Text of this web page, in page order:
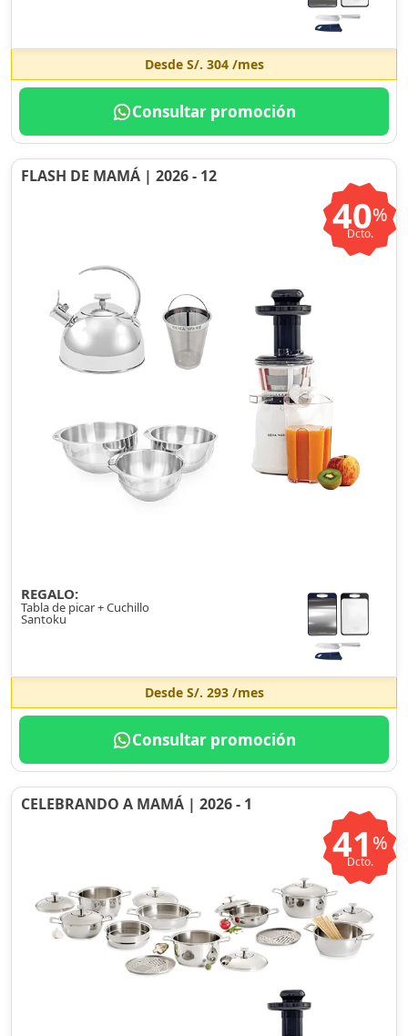
Desde S/. 304/mes
Consultar promoción
FLASH DE MAMÁ | 2026 - 12
40%
Dcto.
REGALO:
Tabla de picar + Cuchillo
Santoku
Desde S/. 293/mes
Consultar promoción
CELEBRANDO A MAMÁ | 2026 - 1
41 %
Dcto.